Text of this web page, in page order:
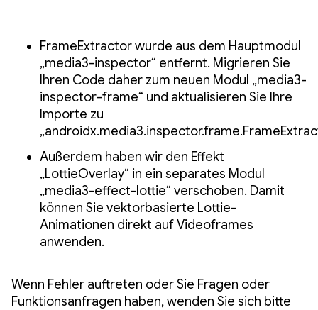
FrameExtractor wurde aus dem Hauptmodul
„media3-inspector“ entfernt. Migrieren Sie
Ihren Code daher zum neuen Modul „media3-
inspector-frame“ und aktualisieren Sie Ihre
Importe zu
Außerdem haben wir den Effekt
„LottieOverlay“ in ein separates Modul
„media3-effect-lottie“ verschoben. Damit
können Sie vektorbasierte Lottie-
Animationen direkt auf Videoframes
anwenden.
Wenn Fehler auftreten oder Sie Fragen oder
Funktionsanfragen haben, wenden Sie sich bitte